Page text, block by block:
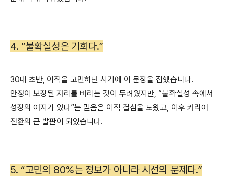
4. “불확실성은 기회다.”
30대 초반, 이직을 고민하던 시기에 이 문장을 접했습니다.
안정이 보장된 자리를 버리는 것이 두려웠지만, “불확실성 속에서
성장의 여지가 있다”는 믿음은 이직 결심을 도왔고, 이후 커리어
전환의 큰 발판이 되었습니다.
5. “고민의 80%는 정보가 아니라 시선의 문제다.”